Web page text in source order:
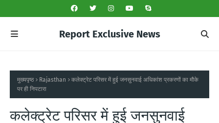
Report Exclusive News
मुख्यपृष्ठ Rajasthan
कलेक्ट्रेट परिसर में हुई जनसुनवाई अधिकांश प्रकरणों का मौके
पर ही निपटारा
कलेक्ट्रेट परिसर में हुई जनसुनवाई